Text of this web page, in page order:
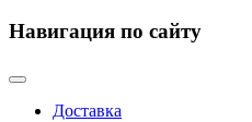
Навигация по сайту
Доставка